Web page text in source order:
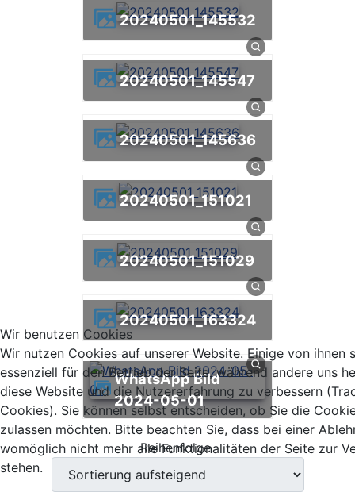
20240501_145532
20240501_145547
20240501_145636
20240501_151021
20240501_151029
20240501_163324
WhatsApp Bild
2024-05-01
Reihenfolge
Wir benutzen Cookies
Wir nutzen Cookies auf unserer Website. Einige von ihnen
essenziell für den Betrieb der Seite, während andere uns
diese Website und die Nutzererfahrung zu verbessern
Cookies). Sie können selbst entscheiden, ob Sie die
zulassen möchten. Bitte beachten Sie, dass bei einer
womöglich nicht mehr alle Funktionalitäten der Seite zur
stehen.